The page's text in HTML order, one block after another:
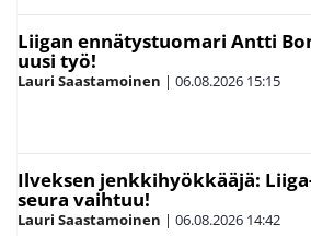
Liigan ennätystuomari Antti
uusi työ!
Lauri Saastamoinen | 06.08.2026 15:15
Ilveksen jenkkihyökkääjä:
seura vaihtuu!
Lauri Saastamoinen | 06.08.2026 14:42